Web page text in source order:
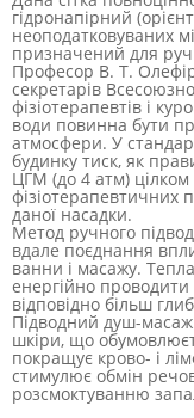
гідронапірний
неоподатковуваних
призначений для
Професор В. Т.
секретарів
фізіотерапевтів і
води повинна бути
атмосфери. У
будинку тиск, як
ЦГМ (до 4 атм)
фізіотерапевтичних
даної насадки.
Метод ручного
вдале поєднання
ванни і масажу.
енергійно
відповідно більш
Підводний душ-
шкіри, що
покращує крово- і
стимулює обмін
розсмоктуванню